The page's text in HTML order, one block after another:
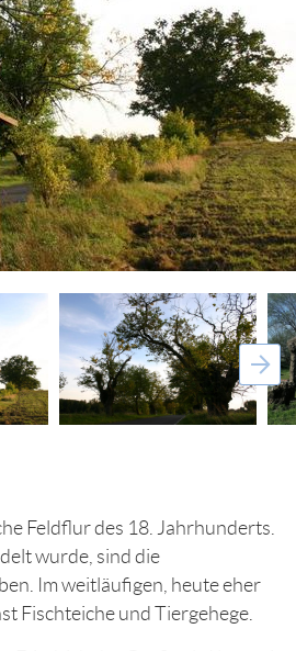
Feldflur des 18. Jahrhunderts.
wurde, sind die
Im weitläufigen, heute eher
Fischteiche und Tiergehege.